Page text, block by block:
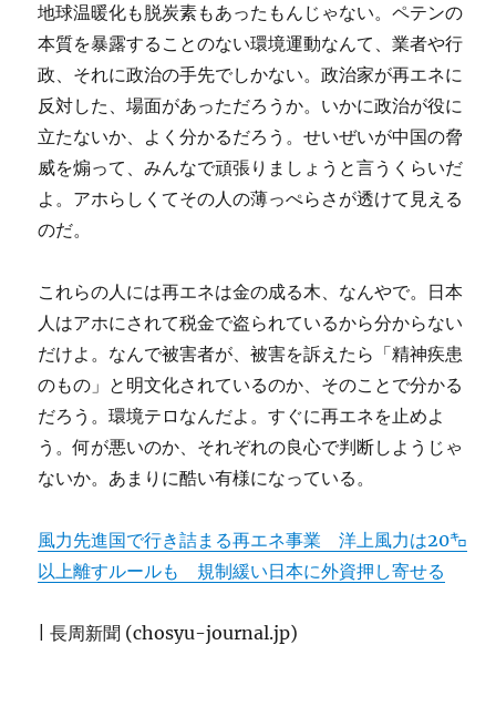
地球温暖化も脱炭素もあったもんじゃない。ペテンの
本質を暴露することのない環境運動なんて、業者や行
政、それに政治の手先でしかない。政治家が再エネに
反対した、場面があっただろうか。いかに政治が役に
立たないか、よく分かるだろう。せいぜいが中国の脅
威を煽って、みんなで頑張りましょうと言うくらいだ
よ。アホらしくてその人の薄っぺらさが透けて見える
のだ。
これらの人には再エネは金の成る木、なんやで。日本
人はアホにされて税金で盗られているから分からない
だけよ。なんで被害者が、被害を訴えたら「精神疾患
のもの」と明文化されているのか、そのことで分かる
だろう。環境テロなんだよ。すぐに再エネを止めよ
う。何が悪いのか、それぞれの良心で判断しようじゃ
ないか。あまりに酷い有様になっている。
風力先進国で行き詰まる再エネ事業 洋上風力は20㌔
以上離すルールも 規制緩い日本に外資押し寄せる
| 長周新聞 (chosyu-journal.jp)